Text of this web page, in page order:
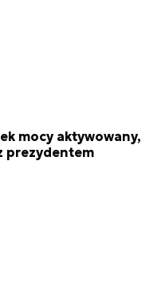
mocy aktywowany,
prezydentem